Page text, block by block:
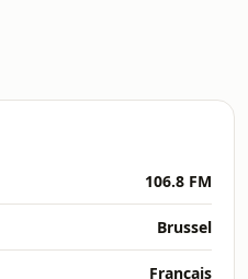
106.8 FM
Brussel
Français